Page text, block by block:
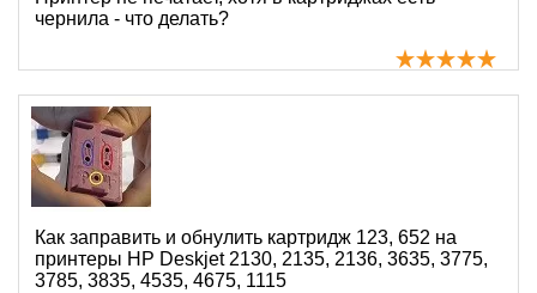
чернила - что делать?
Как заправить и обнулить картридж 123, 652 на
принтеры HP Deskjet 2130, 2135, 2136, 3635, 3775,
3785, 3835, 4535, 4675, 1115